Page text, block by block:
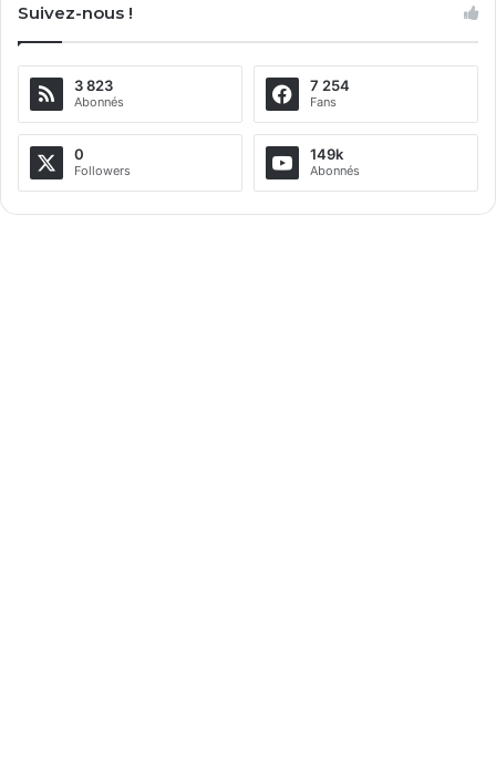
Suivez-nous !
3 823
Abonnés
7 254
Fans
0
Followers
149k
Abonnés